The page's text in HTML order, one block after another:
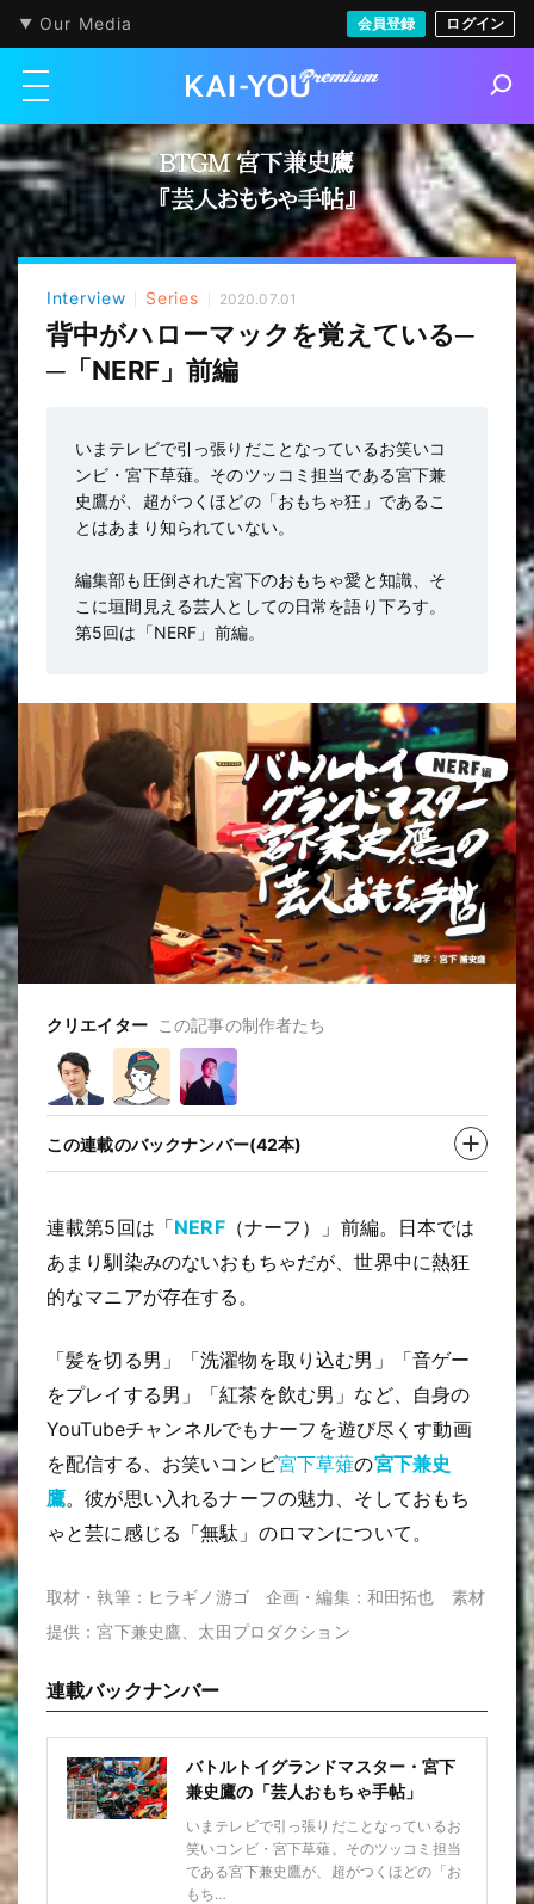
Our Media 会員登録 ログイン
メニューを開く
e
a
r
c
h
Interview Series 2020.07.01
背中がハローマックを覚えている─
─「NERF」前編
いまテレビで引っ張りだことなっているお笑いコ
ンビ・宮下草薙。そのツッコミ担当である宮下兼
史鷹が、超がつくほどの「おもちゃ狂」であるこ
とはあまり知られていない。
編集部も圧倒された宮下のおもちゃ愛と知識、そ
こに垣間見える芸人としての日常を語り下ろす。
第5回は「NERF」前編。
クリエイター この記事の制作者たち
この連載のバックナンバー(42本)
連載第5回は「NERF（ナーフ）」前編。日本では
あまり馴染みのないおもちゃだが、世界中に熱狂
的なマニアが存在する。
「髪を切る男」「洗濯物を取り込む男」「音ゲー
をプレイする男」「紅茶を飲む男」など、自身の
YouTubeチャンネルでもナーフを遊び尽くす動画
を配信する、お笑いコンビ宮下草薙の宮下兼史
鷹。彼が思い入れるナーフの魅力、そしておもち
ゃと芸に感じる「無駄」のロマンについて。
取材・執筆：ヒラギノ游ゴ 企画・編集：和田拓也 素材
提供：宮下兼史鷹、太田プロダクション
連載バックナンバー
バトルトイグランドマスター・宮下
兼史鷹の「芸人おもちゃ手帖」
いまテレビで引っ張りだことなっているお
笑いコンビ・宮下草薙。そのツッコミ担当
である宮下兼史鷹が、超がつくほどの「お
もち…